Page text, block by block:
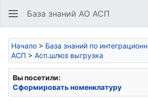
База знаний АО АСП
Начало > База знаний по
АСП > Асп.шлюз выгрузка
Вы посетили:
Сформировать номенклатуру